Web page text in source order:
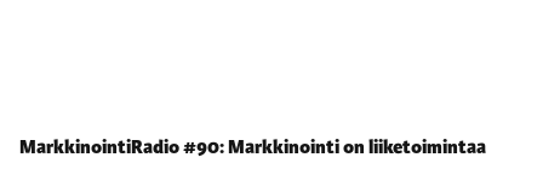
MarkkinointiRadio #90: Markkinointi on liiketoimintaa